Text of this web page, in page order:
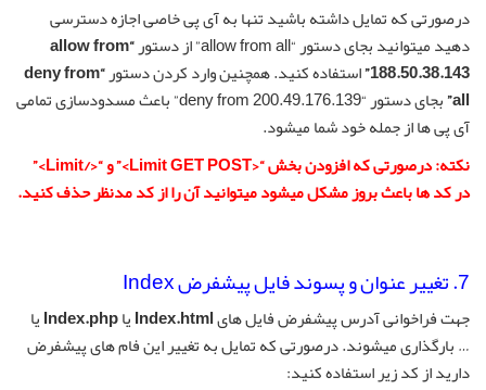
درصورتی که تمایل داشته باشید تنها به آی پی خاصی اجازه دسترسی
دهید میتوانید بجای دستور “allow from all” از دستور
“allow from
188.50.38.143” استفاده کنید. همچنین وارد کردن دستور “deny from
all”
بجای دستور “deny from 200.49.176.139” باعث مسدودسازی تمامی
آی پی ها از جمله خود شما میشود.
نکته: درصورتی که افزودن بخش “<Limit GET POST>” و “</Limit>”
در کد ها باعث بروز مشکل میشود میتوانید آن را از کد مدنظر حذف کنید.
7. تغییر عنوان و پسوند فایل پیشفرض Index
جهت فراخوانی آدرس پیشفرض فایل هایIndex.htmlیاIndex.phpیا
… بارگذاری میشوند. درصورتی که تمایل به تغییر این فام های پیشفرض
دارید از کد زیر استفاده کنید: